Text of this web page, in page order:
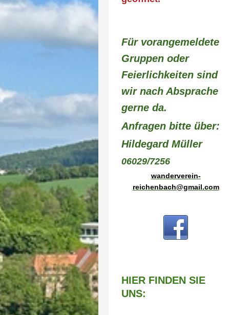
Für vorangemeldete
Gruppen oder
Feierlichkeiten sind
wir nach Absprache
gerne da.
Anfragen bitte über:
Hildegard Müller
06029/7256
wanderverein-
reichenbach@gmail.com
HIER FINDEN SIE
UNS: